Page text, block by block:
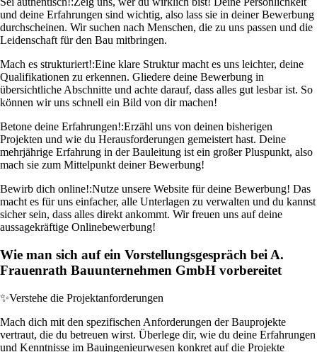
und deine Erfahrungen sind wichtig, also lass sie in deiner Bewerbung
durchscheinen. Wir suchen nach Menschen, die zu uns passen und die
Leidenschaft für den Bau mitbringen.
Mach es strukturiert!:Eine klare Struktur macht es uns leichter, deine
Qualifikationen zu erkennen. Gliedere deine Bewerbung in
übersichtliche Abschnitte und achte darauf, dass alles gut lesbar ist. So
können wir uns schnell ein Bild von dir machen!
Betone deine Erfahrungen!:Erzähl uns von deinen bisherigen
Projekten und wie du Herausforderungen gemeistert hast. Deine
mehrjährige Erfahrung in der Bauleitung ist ein großer Pluspunkt, also
mach sie zum Mittelpunkt deiner Bewerbung!
Bewirb dich online!:Nutze unsere Website für deine Bewerbung! Das
macht es für uns einfacher, alle Unterlagen zu verwalten und du kannst
sicher sein, dass alles direkt ankommt. Wir freuen uns auf deine
aussagekräftige Onlinebewerbung!
Wie man sich auf ein Vorstellungsgespräch bei A.
Frauenrath Bauunternehmen GmbH vorbereitet
✨Verstehe die Projektanforderungen
Mach dich mit den spezifischen Anforderungen der Bauprojekte
vertraut, die du betreuen wirst. Überlege dir, wie du deine Erfahrungen
und Kenntnisse im Bauingenieurwesen konkret auf die Projekte